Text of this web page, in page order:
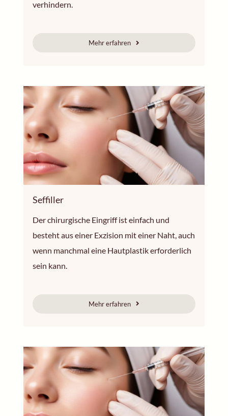
verhindern.
Mehr erfahren
Seffiller
Der chirurgische Eingriff ist einfach und
besteht aus einer Exzision mit einer Naht, auch
wenn manchmal eine Hautplastik erforderlich
sein kann.
Mehr erfahren